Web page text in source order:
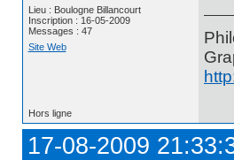
Lieu : Boulogne Billancourt
Inscription : 16-05-2009
Messages : 47
Site Web
Hors ligne
17-08-2009